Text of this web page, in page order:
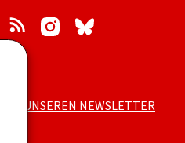
RSS Instagram
UNSEREN NEWSLETTER